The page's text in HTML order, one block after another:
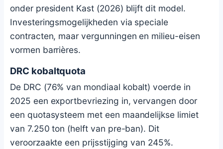
onder president Kast (2026) blijft dit model.
Investeringsmogelijkheden via speciale
contracten, maar vergunningen en milieu-eisen
vormen barrières.
DRC kobaltquota
De DRC (76% van mondiaal kobalt) voerde in
2025 een exportbevriezing in, vervangen door
een quotasysteem met een maandelijkse limiet
van 7.250 ton (helft van pre-ban). Dit
veroorzaakte een prijsstijging van 245%.